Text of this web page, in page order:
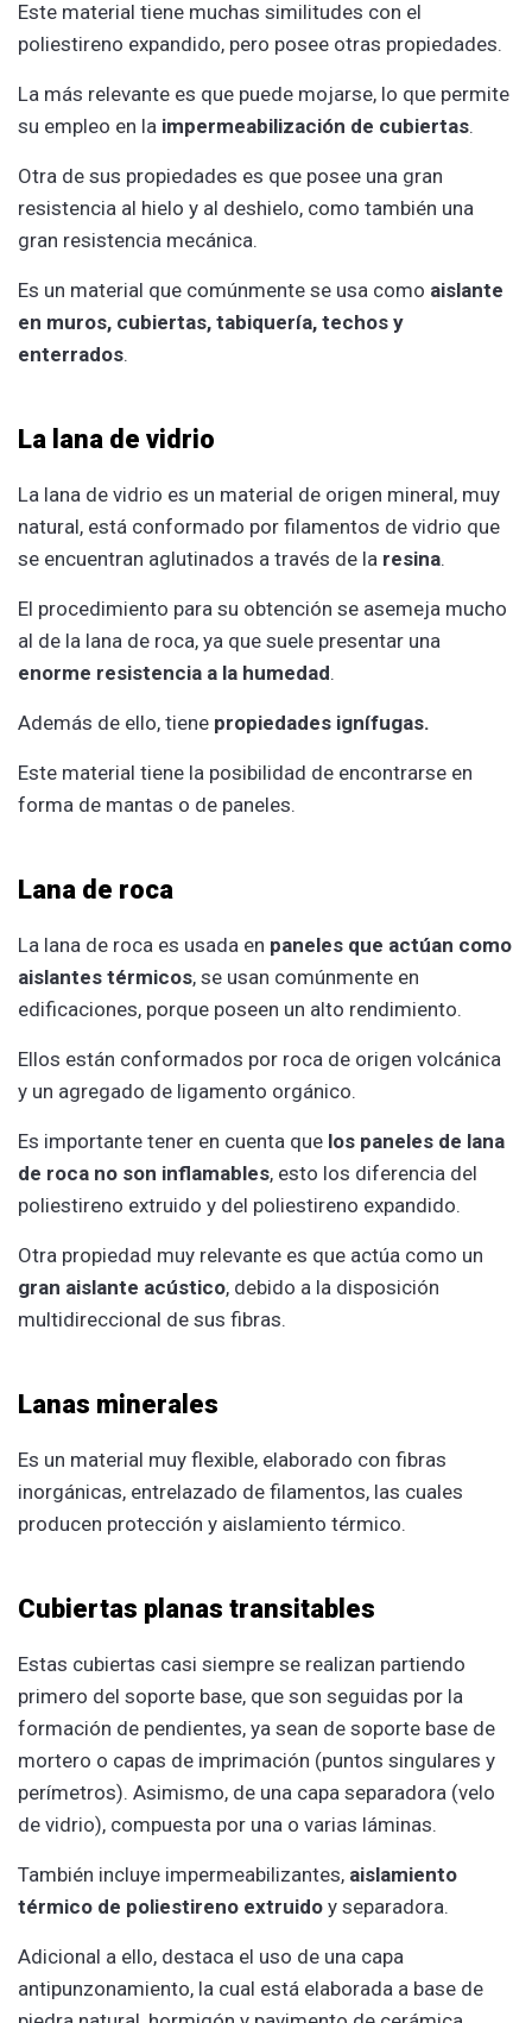
Este material tiene muchas similitudes con el
poliestireno expandido, pero posee otras propiedades.
La más relevante es que puede mojarse, lo que permite
su empleo en la impermeabilización de cubiertas.
Otra de sus propiedades es que posee una gran
resistencia al hielo y al deshielo, como también una
gran resistencia mecánica.
Es un material que comúnmente se usa como aislante
en muros, cubiertas, tabiquería, techos y
enterrados.
La lana de vidrio
La lana de vidrio es un material de origen mineral, muy
natural, está conformado por filamentos de vidrio que
se encuentran aglutinados a través de la resina.
El procedimiento para su obtención se asemeja mucho
al de la lana de roca, ya que suele presentar una
enorme resistencia a la humedad.
Además de ello, tiene propiedades ignífugas.
Este material tiene la posibilidad de encontrarse en
forma de mantas o de paneles.
Lana de roca
La lana de roca es usada en paneles que actúan como
aislantes térmicos, se usan comúnmente en
edificaciones, porque poseen un alto rendimiento.
Ellos están conformados por roca de origen volcánica
y un agregado de ligamento orgánico.
Es importante tener en cuenta que los paneles de lana
de roca no son inflamables, esto los diferencia del
poliestireno extruido y del poliestireno expandido.
Otra propiedad muy relevante es que actúa como un
gran aislante acústico, debido a la disposición
multidireccional de sus fibras.
Lanas minerales
Es un material muy flexible, elaborado con fibras
inorgánicas, entrelazado de filamentos, las cuales
producen protección y aislamiento térmico.
Cubiertas planas transitables
Estas cubiertas casi siempre se realizan partiendo
primero del soporte base, que son seguidas por la
formación de pendientes, ya sean de soporte base de
mortero o capas de imprimación (puntos singulares y
perímetros). Asimismo, de una capa separadora (velo
de vidrio), compuesta por una o varias láminas.
También incluye impermeabilizantes, aislamiento
térmico de poliestireno extruido y separadora.
Adicional a ello, destaca el uso de una capa
antipunzonamiento, la cual está elaborada a base de